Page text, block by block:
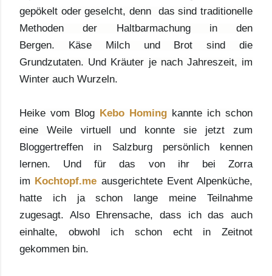
gepökelt oder geselcht, denn das sind traditionelle
Methoden der Haltbarmachung in den
Bergen. Käse Milch und Brot sind die
Grundzutaten. Und Kräuter je nach Jahreszeit, im
Winter auch Wurzeln.
Heike vom Blog Kebo Homing kannte ich schon
eine Weile virtuell und konnte sie jetzt zum
Bloggertreffen in Salzburg persönlich kennen
lernen. Und für das von ihr bei Zorra
im Kochtopf.me ausgerichtete Event Alpenküche,
hatte ich ja schon lange meine Teilnahme
zugesagt. Also Ehrensache, dass ich das auch
einhalte, obwohl ich schon echt in Zeitnot
gekommen bin.